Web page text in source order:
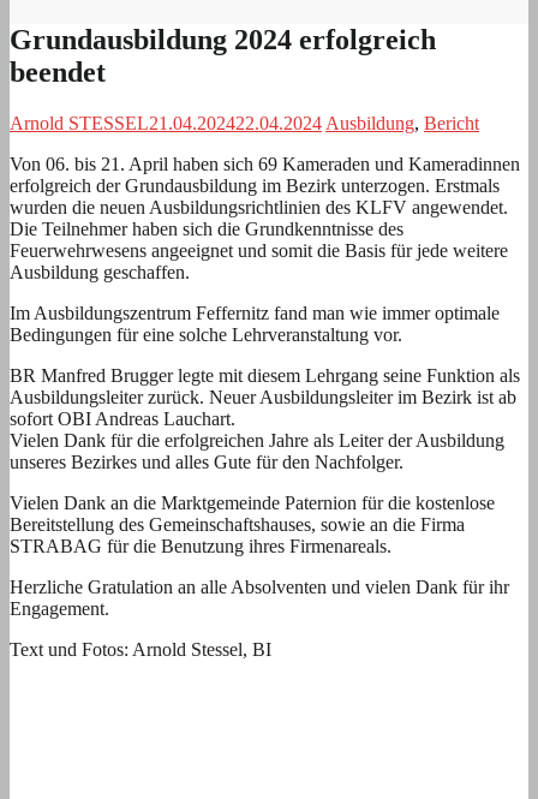
Grundausbildung 2024 erfolgreich
beendet
Arnold STESSEL21.04.202422.04.2024 Ausbildung, Bericht
Von 06. bis 21. April haben sich 69 Kameraden und Kameradinnen
erfolgreich der Grundausbildung im Bezirk unterzogen. Erstmals
wurden die neuen Ausbildungsrichtlinien des KLFV angewendet.
Die Teilnehmer haben sich die Grundkenntnisse des
Feuerwehrwesens angeeignet und somit die Basis für jede weitere
Ausbildung geschaffen.
Im Ausbildungszentrum Feffernitz fand man wie immer optimale
Bedingungen für eine solche Lehrveranstaltung vor.
BR Manfred Brugger legte mit diesem Lehrgang seine Funktion als
Ausbildungsleiter zurück. Neuer Ausbildungsleiter im Bezirk ist ab
sofort OBI Andreas Lauchart.
Vielen Dank für die erfolgreichen Jahre als Leiter der Ausbildung
unseres Bezirkes und alles Gute für den Nachfolger.
Vielen Dank an die Marktgemeinde Paternion für die kostenlose
Bereitstellung des Gemeinschaftshauses, sowie an die Firma
STRABAG für die Benutzung ihres Firmenareals.
Herzliche Gratulation an alle Absolventen und vielen Dank für ihr
Engagement.
Text und Fotos: Arnold Stessel, BI